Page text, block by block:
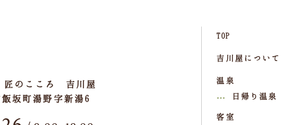
のこころ 吉川屋
坂町湯野字新湯6
TOP
吉川屋について
温泉
日帰り温泉
客室